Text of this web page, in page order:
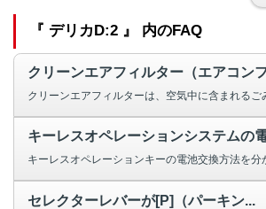
『 デリカD:2 』 内のFAQ
クリーンエアフィルター（エアコン
キーレスオペレーションシステムの
セレクターレバーが[P]（パーキン...